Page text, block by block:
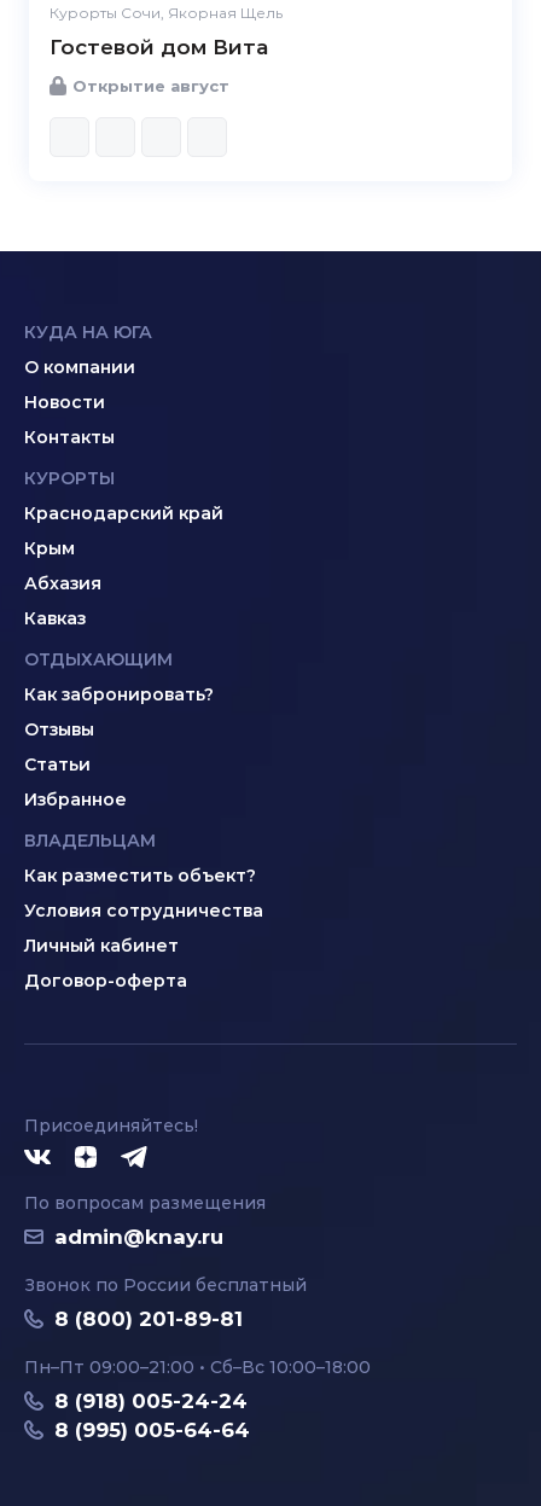
Курорты Сочи, Якорная Щель
Гостевой дом Вита
Открытие август
КУДА НА ЮГА
О компании
Новости
Контакты
КУРОРТЫ
Краснодарский край
Крым
Абхазия
Кавказ
ОТДЫХАЮЩИМ
Как забронировать?
Отзывы
Статьи
Избранное
ВЛАДЕЛЬЦАМ
Как разместить объект?
Условия сотрудничества
Личный кабинет
Договор-оферта
Присоединяйтесь!
По вопросам размещения
admin@knay.ru
Звонок по России бесплатный
8 (800) 201-89-81
Пн–Пт 09:00–21:00 • Сб–Вс 10:00–18:00
8 (918) 005-24-24
8 (995) 005-64-64